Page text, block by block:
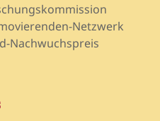
Netzwerk
Nachwuchspreis